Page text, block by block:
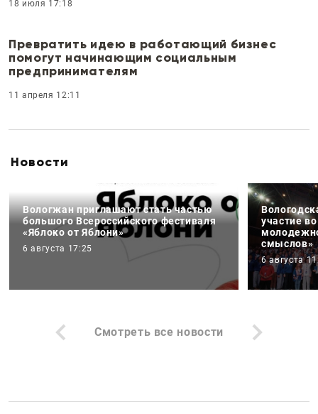
18 июля 17:18
Превратить идею в работающий бизнес
помогут начинающим социальным
предпринимателям
11 апреля 12:11
Новости
Вологжан приглашают стать частью
большого Всероссийского фестиваля
«Яблоко от Яблони»
6 августа 17:25
участие
смыслов»
6 августа
Смотреть все новости